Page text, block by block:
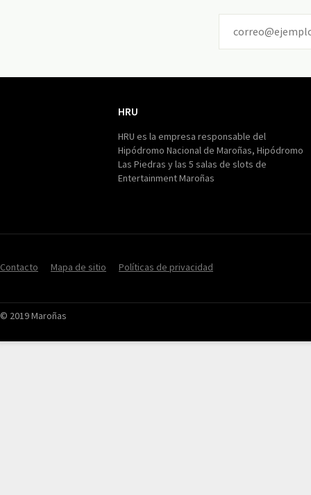
HRU
HRU es la empresa responsable del
Hipódromo Nacional de Maroñas, Hipódromo
Las Piedras y las 5 salas de slots de
Entertainment Maroñas
Contacto Mapa de sitio Políticas de privacidad
© 2019 Maroñas